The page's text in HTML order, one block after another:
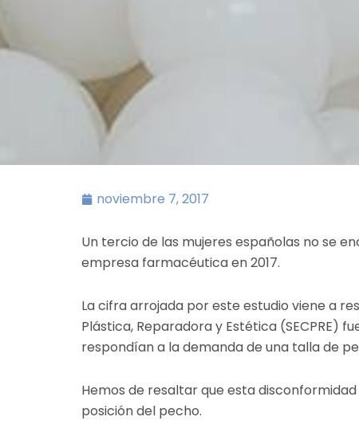
noviembre 7, 2017
Un tercio de las mujeres españolas no se
empresa farmacéutica en 2017.
La cifra arrojada por este estudio viene a
Plástica, Reparadora y Estética (SECPRE)
respondían a la demanda de una talla de
Hemos de resaltar que esta
posición del pecho.